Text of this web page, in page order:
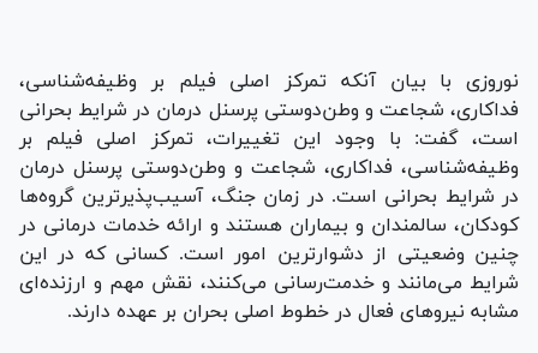
نوروزی با بیان آنکه تمرکز اصلی فیلم بر وظیفه‌شناسی،
فداکاری، شجاعت و وطن‌دوستی پرسنل درمان در شرایط بحرانی
است، گفت: با وجود این تغییرات، تمرکز اصلی فیلم بر
وظیفه‌شناسی، فداکاری، شجاعت و وطن‌دوستی پرسنل درمان
در شرایط بحرانی است. در زمان جنگ، آسیب‌پذیرترین گروه‌ها
کودکان، سالمندان و بیماران هستند و ارائه خدمات درمانی در
چنین وضعیتی از دشوارترین امور است. کسانی که در این
شرایط می‌مانند و خدمت‌رسانی می‌کنند، نقش مهم و ارزنده‌ای
مشابه نیروهای فعال در خطوط اصلی بحران بر عهده دارند.